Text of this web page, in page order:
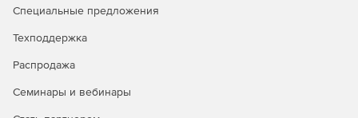
обеспечивает защиту от вредоносных программ;
обеспечивает защиту ядра системы Windows от атак и
Специальные предложения
Техподдержка
Распродажа
Семинары и вебинары